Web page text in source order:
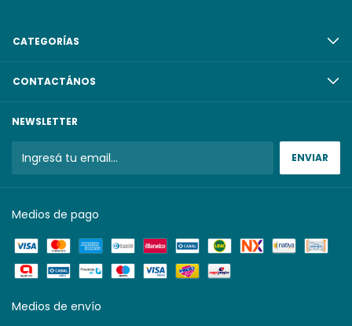
CATEGORÍAS
CONTACTÁNOS
NEWSLETTER
Medios de pago
Medios de envío